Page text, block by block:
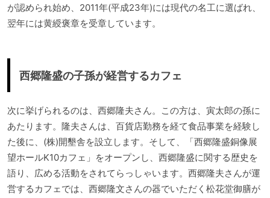
が認められ始め、2011年(平成23年)には現代の名工に選ばれ、
翌年には黄綬褒章を受章しています。
西郷隆盛の子孫が経営するカフェ
次に挙げられるのは、西郷隆夫さん。この方は、寅太郎の孫に
あたります。隆夫さんは、百貨店勤務を経て食品事業を経験し
た後に、(株)開墾舎を設立します。そして、「西郷隆盛銅像展
望ホールK10カフェ」をオープンし、西郷隆盛に関する歴史を
語り、広める活動をされてらっしゃいます。西郷隆夫さんが運
営するカフェでは、西郷隆文さんの器でいただく松花堂御膳が